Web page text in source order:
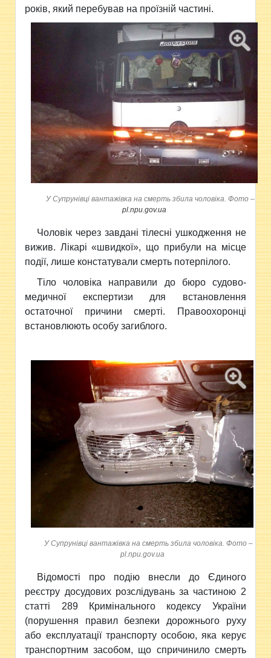
років, який перебував на проїзній частині.
У Супрунівці вантажівка на смерть збила чоловіка. Фото –
pl.npu.gov.ua
Чоловік через завдані тілесні ушкодження не
вижив. Лікарі «швидкої», що прибули на місце
події, лише констатували смерть потерпілого.
Тіло чоловіка направили до бюро судово-
медичної експертизи для встановлення
остаточної причини смерті. Правоохоронці
встановлюють особу загиблого.
У Супрунівці вантажівка на смерть збила чоловіка. Фото –
pl.npu.gov.ua
Відомості про подію внесли до Єдиного
реєстру досудових розслідувань за частиною 2
статті 289 Кримінального кодексу України
(порушення правил безпеки дорожнього руху
або експлуатації транспорту особою, яка керує
транспортним засобом, що спричинило смерть